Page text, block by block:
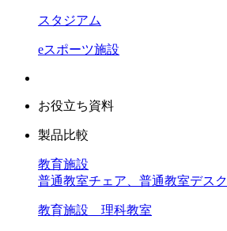
スタジアム
eスポーツ施設
お役立ち資料
製品比較
教育施設
普通教室チェア、普通教室デスク
教育施設 理科教室